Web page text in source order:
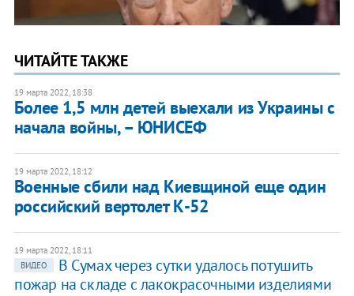
ЧИТАЙТЕ ТАКЖЕ
19 марта 2022, 18:38
Более 1,5 млн детей выехали из Украины с
начала войны, – ЮНИСЕФ
19 марта 2022, 18:12
Военные сбили над Киевщиной еще один
российский вертолет К-52
19 марта 2022, 18:11
ВИДЕО
В Сумах через сутки удалось потушить
пожар на складе с лакокрасочными изделиями